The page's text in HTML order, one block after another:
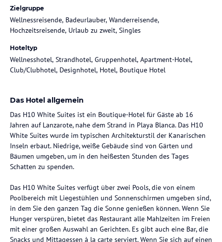
Zielgruppe
Wellnessreisende, Badeurlauber, Wanderreisende,
Hochzeitsreisende, Urlaub zu zweit, Singles
Hoteltyp
Wellnesshotel, Strandhotel, Gruppenhotel, Apartment-Hotel,
Club/Clubhotel, Designhotel, Hotel, Boutique Hotel
Das Hotel allgemein
Das H10 White Suites ist ein Boutique-Hotel für Gäste ab 16
Jahren auf Lanzarote, nahe dem Strand in Playa Blanca. Das H10
White Suites wurde im typischen Architekturstil der Kanarischen
Inseln erbaut. Niedrige, weiße Gebäude sind von Gärten und
Bäumen umgeben, um in den heißesten Stunden des Tages
Schatten zu spenden.
Das H10 White Suites verfügt über zwei Pools, die von einem
Poolbereich mit Liegestühlen und Sonnenschirmen umgeben sind,
in dem Sie den ganzen Tag die Sonne genießen können. Wenn Sie
Hunger verspüren, bietet das Restaurant alle Mahlzeiten im Freien
mit einer großen Auswahl an Gerichten. Es gibt auch eine Bar, die
Snacks und Mittagessen à la carte serviert. Wenn Sie sich auf einen